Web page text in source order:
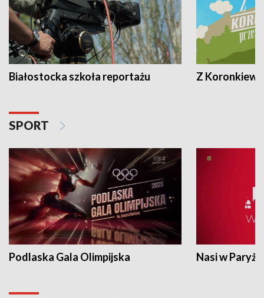
Białostocka szkoła reportażu Z
SPORT
Podlaska Gala Olimpijska Nasi w Paryżu